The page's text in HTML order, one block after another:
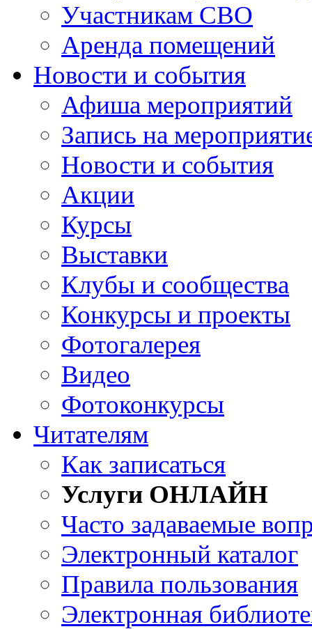
Участникам СВО
Аренда помещений
Новости и события
Афиша мероприятий
Запись на
Новости и события
Акции
Курсы
Выставки
Клубы и сообщества
Конкурсы и проекты
Фотогалерея
Видео
Фотоконкурсы
Читателям
Как записаться
Услуги ОНЛАЙН
Часто задаваемые
Электронный каталог
Правила пользования
Электронная